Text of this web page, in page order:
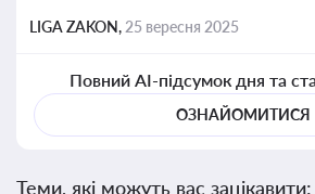
LIGA ZAKON, 25 вересня 2025
Повний AI-підсумок дня та
ОЗНАЙОМИТИСЯ
Теми, які можуть вас зацікавити: